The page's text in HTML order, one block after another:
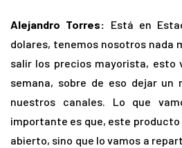
Alejandro Torres: Está en
dolares, tenemos nosotros nada
salir los precios mayorista, esto
semana, sobre de eso dejar un
nuestros canales. Lo que
importante es que, este producto
abierto, sino que lo vamos a